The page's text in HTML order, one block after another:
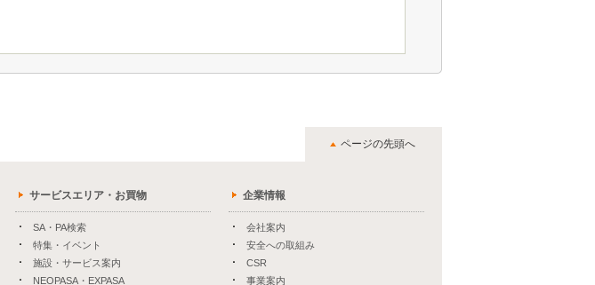
ページの先頭へ
サービスエリア・お買物
SA・PA検索
特集・イベント
施設・サービス案内
NEOPASA・EXPASA
企業情報
会社案内
安全への取組み
CSR
事業案内